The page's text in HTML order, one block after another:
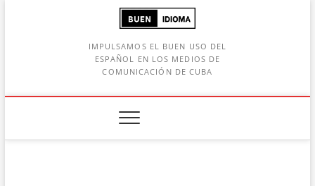
IMPULSAMOS EL BUEN USO DEL
ESPAÑOL EN LOS MEDIOS DE
COMUNICACIÓN DE CUBA